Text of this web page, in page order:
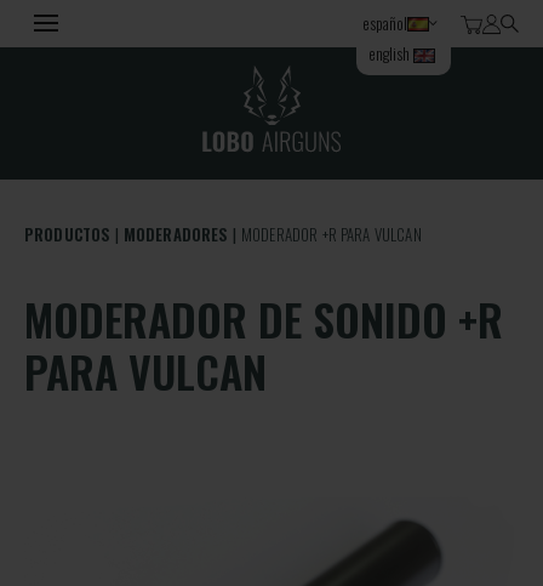
español
english
PRODUCTOS MODERADORES MODERADOR +R PARA VULCAN
MODERADOR DE SONIDO +R
PARA VULCAN